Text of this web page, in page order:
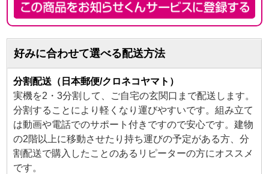
好みに合わせて選べる配送方法
分割配送（日本郵便/クロネコヤマト）
実機を2・3分割して、ご自宅の玄関口まで配送します。
分割することにより軽くなり運びやすいです。組み立て
は動画や電話でのサポート付きですので安心です。建物
の2階以上に移動させたり持ち運びの予定がある方、分
割配送で購入したことのあるリピーターの方にオススメ
です。